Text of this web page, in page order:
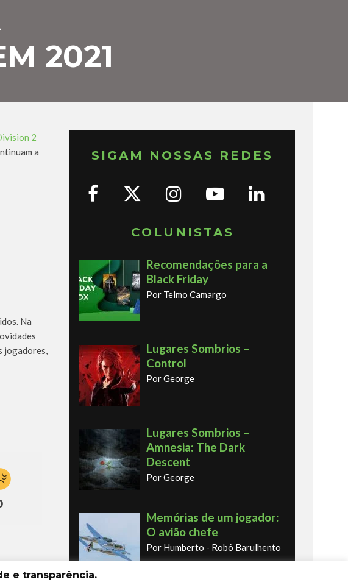
2021
2
a
Na
jogadores,
SIGAM NOSSAS REDES
COLUNISTAS
Recomendações para a
Black Friday
Por Telmo Camargo
Lugares Sombrios –
Control
Por George
Lugares Sombrios –
Amnesia: The Dark
Descent
Por George
Memórias de um jogador:
O avião chefe
Por Humberto - Robô Barulhento
e transparência.